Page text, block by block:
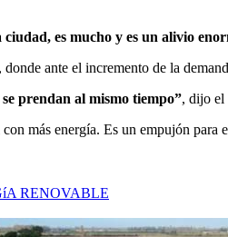
es mucho y es un alivio
ante el incremento de la
prendan al mismo tiempo”, dijo el
más energía. Es un empujón
RENOVABLE